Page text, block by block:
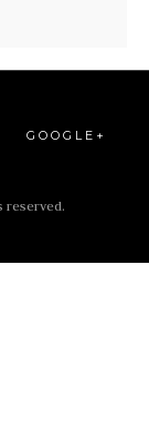
GOOGLE+
reserved.